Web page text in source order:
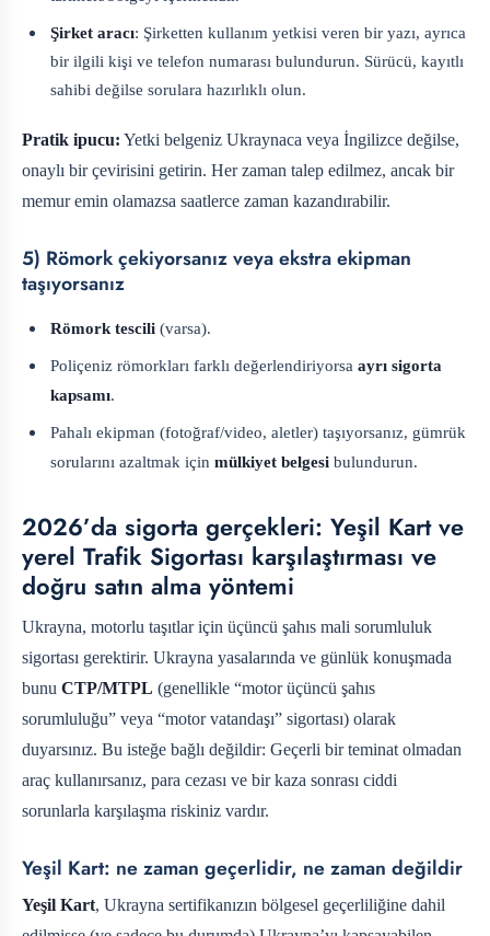
Şirket aracı: Şirketten kullanım yetkisi veren bir yazı, ayrıca
bir ilgili kişi ve telefon numarası bulundurun. Sürücü, kayıtlı
sahibi değilse sorulara hazırlıklı olun.
Pratik ipucu: Yetki belgeniz Ukraynaca veya İngilizce değilse,
onaylı bir çevirisini getirin. Her zaman talep edilmez, ancak bir
memur emin olamazsa saatlerce zaman kazandırabilir.
5) Römork çekiyorsanız veya ekstra ekipman
taşıyorsanız
Römork tescili (varsa).
Poliçeniz römorkları farklı değerlendiriyorsaayrı sigorta
kapsamı.
Pahalı ekipman (fotoğraf/video, aletler) taşıyorsanız, gümrük
sorularını azaltmak içinmülkiyet belgesi bulundurun.
2026’da sigorta gerçekleri: Yeşil Kart ve
yerel Trafik Sigortası karşılaştırması ve
doğru satın alma yöntemi
Ukrayna, motorlu taşıtlar için üçüncü şahıs mali sorumluluk
sigortası gerektirir. Ukrayna yasalarında ve günlük konuşmada
bunu CTP/MTPL (genellikle “motor üçüncü şahıs
sorumluluğu” veya “motor vatandaşı” sigortası) olarak
duyarsınız. Bu isteğe bağlı değildir: Geçerli bir teminat olmadan
araç kullanırsanız, para cezası ve bir kaza sonrası ciddi
sorunlarla karşılaşma riskiniz vardır.
Yeşil Kart: ne zaman geçerlidir, ne zaman değildir
Yeşil Kart, Ukrayna sertifikanızın bölgesel geçerliliğine dahil